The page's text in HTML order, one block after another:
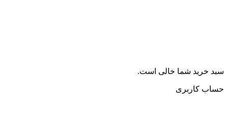
سبد خرید شما خالی است.
حساب کاربری